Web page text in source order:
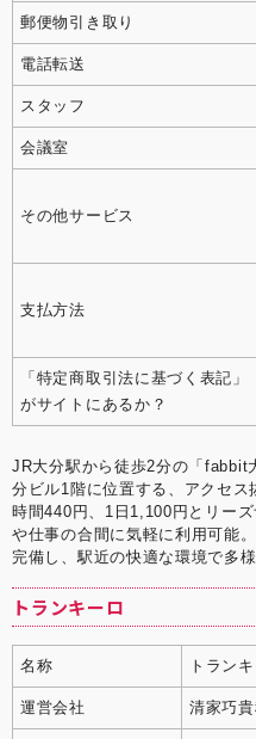
郵便物引き取り
電話転送
スタッフ
会議室
その他サービス
支払方法
「特定商取引法に基づく表記」
がサイトにあるか？
JR大分駅から徒歩2分の「fabbit
分ビル1階に位置する、アクセス
時間440円、1日1,100円とリー
や仕事の合間に気軽に利用可能
完備し、駅近の快適な環境で多
トランキーロ
名称 トラン
運営会社 清家巧